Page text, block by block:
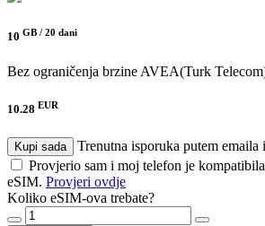
10 GB / 20 dani
Bez ograničenja brzine AVEA(Turk
10.28 EUR
Kupi sada
Trenutna isporuka putem emaila
Provjerio sam i moj telefon je
eSIM. Provjeri ovdje
Koliko eSIM-ova trebate?